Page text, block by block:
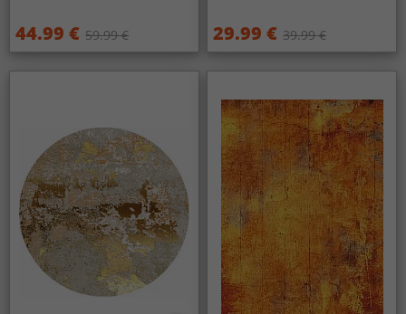
44.99 € 59.99 € 29.99 € 39.99 €